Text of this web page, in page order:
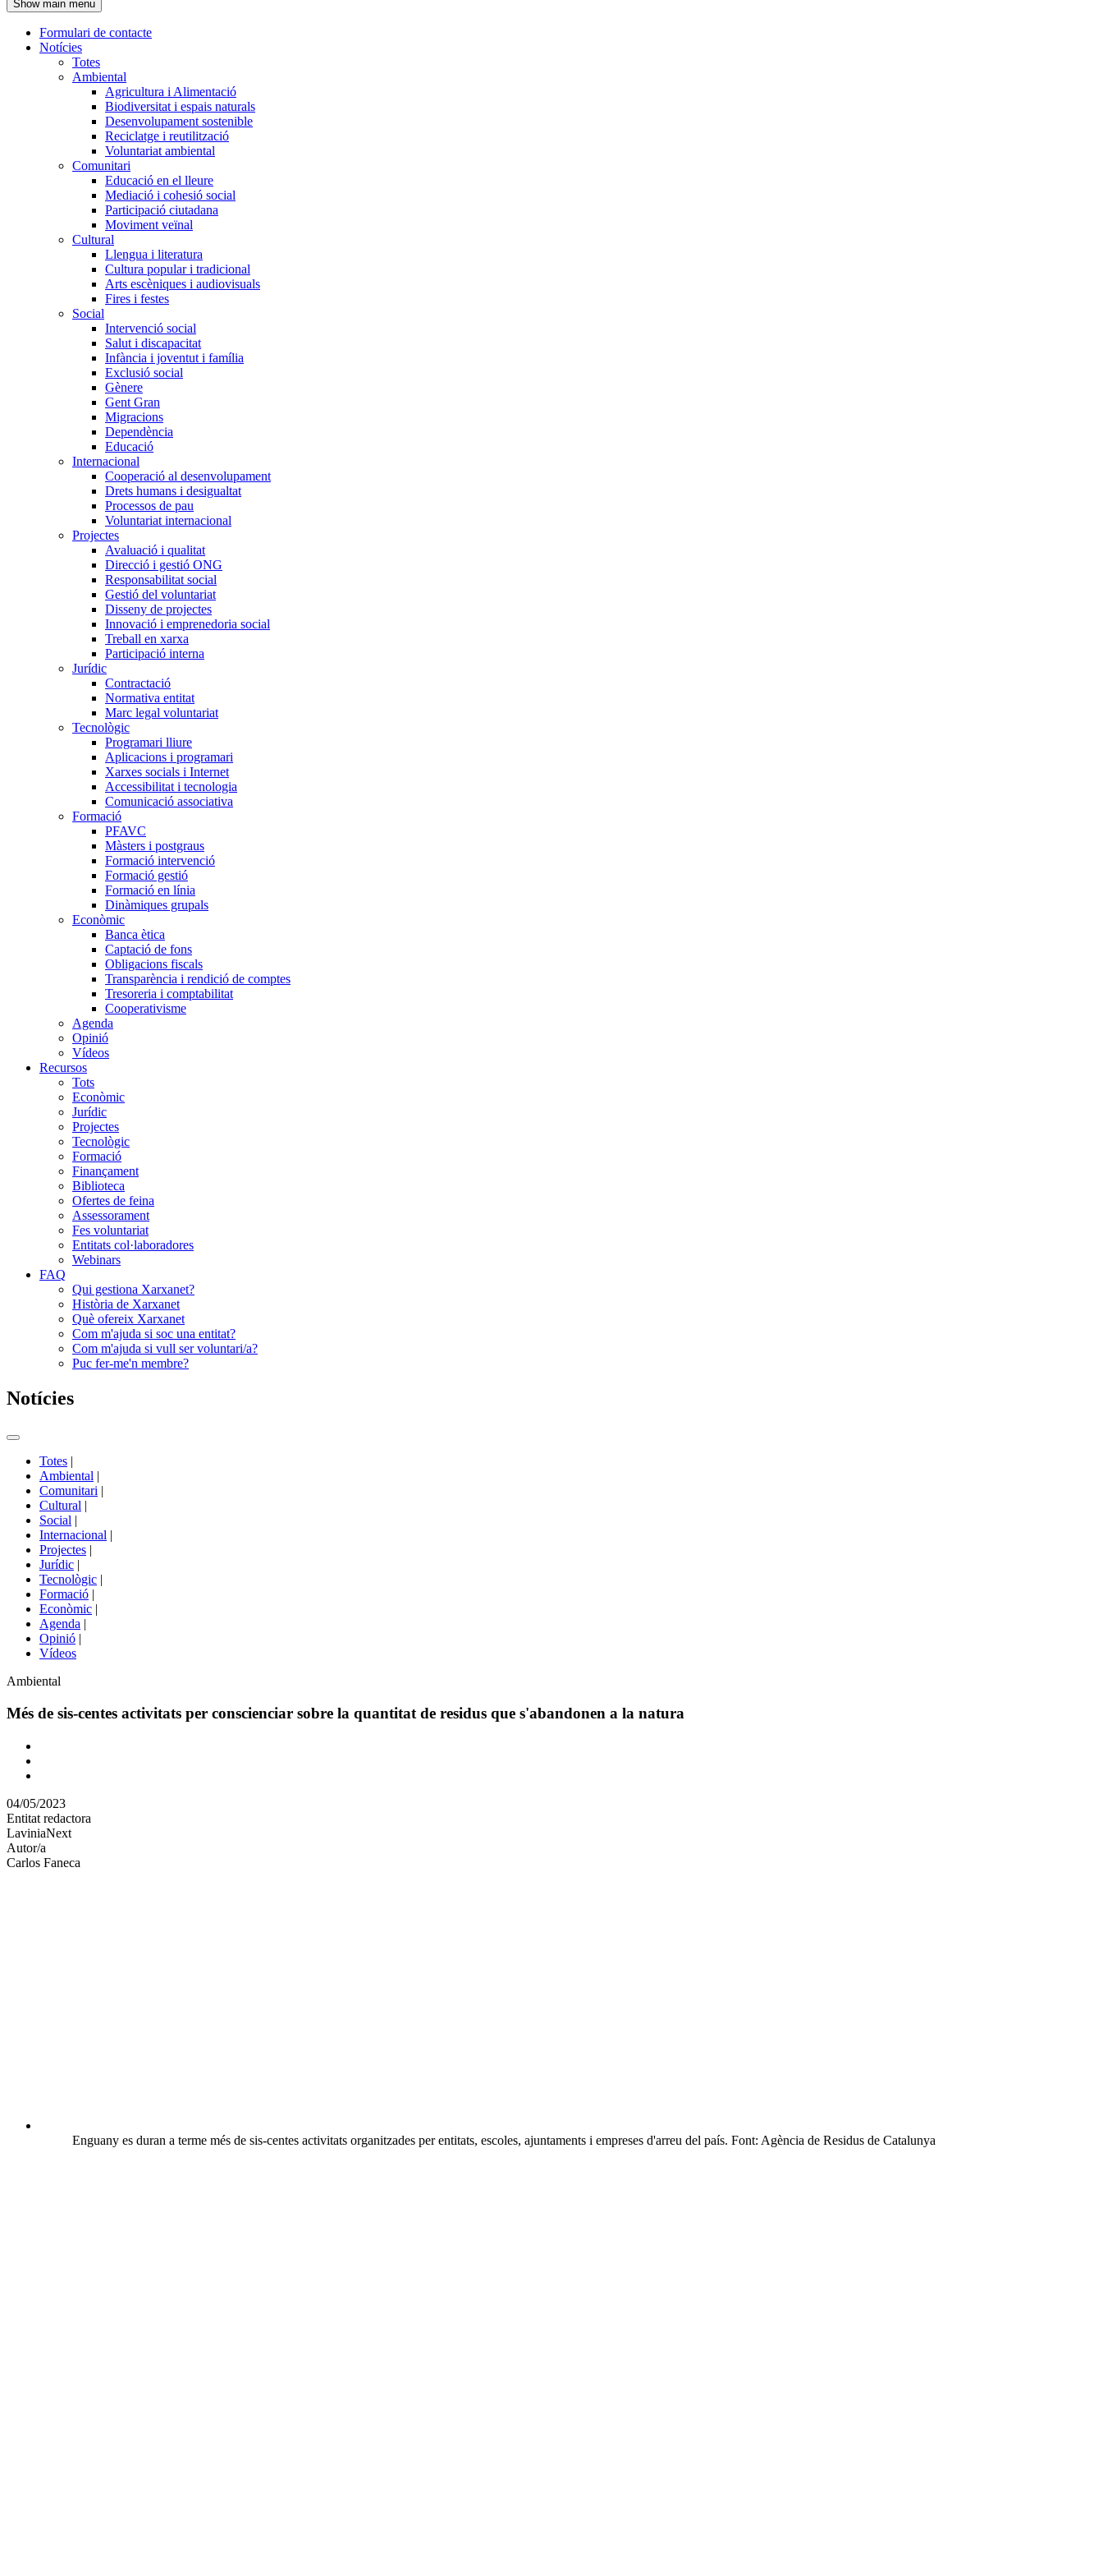
l'encapçalament
Show main menu
Navegació
principal
Formulari de contacte
Notícies
Totes
Ambiental
Agricultura i Alimentació
Biodiversitat i espais naturals
Desenvolupament sostenible
Reciclatge i reutilització
Voluntariat ambiental
Comunitari
Educació en el lleure
Mediació i cohesió social
Participació ciutadana
Moviment veïnal
Cultural
Llengua i literatura
Cultura popular i tradicional
Arts escèniques i audiovisuals
Fires i festes
Social
Intervenció social
Salut i discapacitat
Infància i joventut i família
Exclusió social
Gènere
Gent Gran
Migracions
Dependència
Educació
Internacional
Cooperació al desenvolupament
Drets humans i desigualtat
Processos de pau
Voluntariat internacional
Projectes
Avaluació i qualitat
Direcció i gestió ONG
Responsabilitat social
Gestió del voluntariat
Disseny de projectes
Innovació i emprenedoria social
Treball en xarxa
Participació interna
Jurídic
Contractació
Normativa entitat
Marc legal voluntariat
Tecnològic
Programari lliure
Aplicacions i programari
Xarxes socials i Internet
Accessibilitat i tecnologia
Comunicació associativa
Formació
PFAVC
Màsters i postgraus
Formació intervenció
Formació gestió
Formació en línia
Dinàmiques grupals
Econòmic
Banca ètica
Captació de fons
Obligacions fiscals
Transparència i rendició de comptes
Tresoreria i comptabilitat
Cooperativisme
Agenda
Opinió
Vídeos
Recursos
Tots
Econòmic
Jurídic
Projectes
Tecnològic
Formació
Finançament
Biblioteca
Ofertes de feina
Assessorament
Fes voluntariat
Entitats col·laboradores
Webinars
FAQ
Qui gestiona Xarxanet?
Història de Xarxanet
Què ofereix Xarxanet
Com m'ajuda si soc una entitat?
Com m'ajuda si vull ser voluntari/a?
Puc fer-me'n membre?
Notícies
Commutador
portals
Totes |
Ambiental |
Comunitari |
Cultural |
Social |
Internacional |
Projectes |
Jurídic |
Tecnològic |
Formació |
Econòmic |
Agenda |
Opinió |
Vídeos
Àmbit
la
Ambiental
Més de sis-centes activitats per conscienciar sobre la quantitat de residus que s'abandonen a la natura
Comparteix
altres
xarxes
socials
04/05/2023
Entitat redactora
LaviniaNext
Autor/a
Carlos Faneca
Enguany es duran a terme més de sis-centes activitats organitzades per entitats, escoles, ajuntaments i empreses d'arreu del país. Font: Agència de Residus de Catalunya